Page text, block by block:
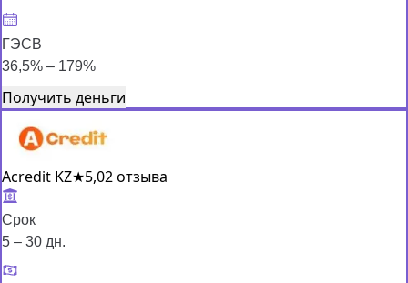
ГЭСВ
36,5% – 179%
Получить деньги
Acredit KZ★5,02 отзыва
Срок
5 – 30 дн.